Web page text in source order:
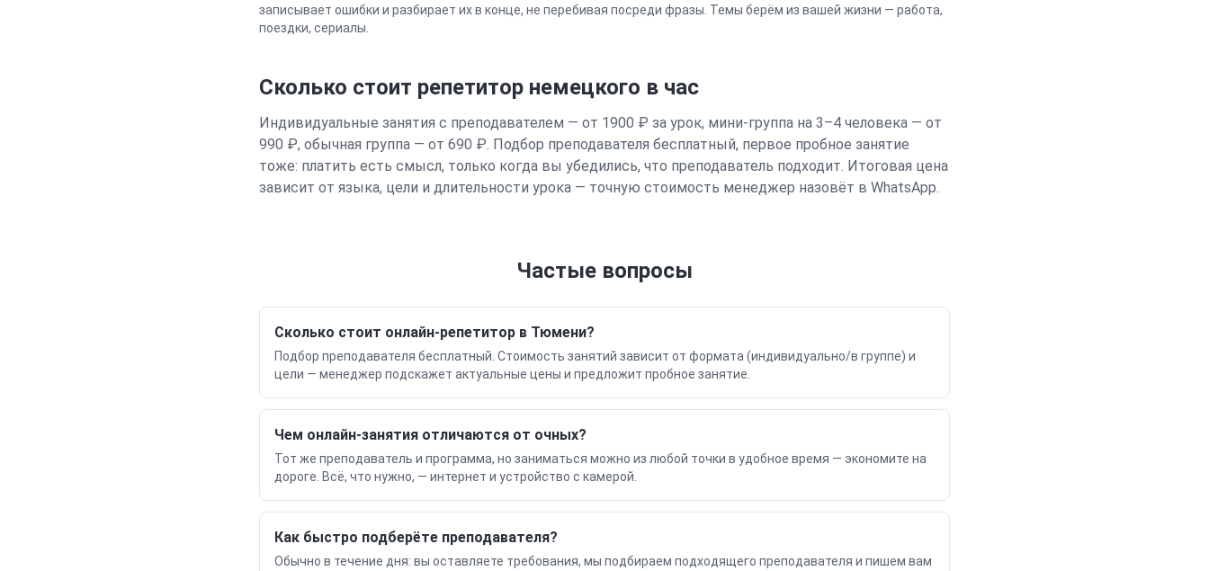
записывает ошибки и разбирает их в конце, не перебивая посреди фразы. Темы берём из вашей жизни — работа,
поездки, сериалы.
Сколько стоит репетитор немецкого в час
Индивидуальные занятия с преподавателем — от 1900 ₽ за урок, мини-группа на 3–4 человека — от
990 ₽, обычная группа — от 690 ₽. Подбор преподавателя бесплатный, первое пробное занятие
тоже: платить есть смысл, только когда вы убедились, что преподаватель подходит. Итоговая цена
зависит от языка, цели и длительности урока — точную стоимость менеджер назовёт в WhatsApp.
Частые вопросы
Сколько стоит онлайн-репетитор в Тюмени?
Подбор преподавателя бесплатный. Стоимость занятий зависит от формата (индивидуально/в группе) и
цели — менеджер подскажет актуальные цены и предложит пробное занятие.
Чем онлайн-занятия отличаются от очных?
Тот же преподаватель и программа, но заниматься можно из любой точки в удобное время — экономите на
дороге. Всё, что нужно, — интернет и устройство с камерой.
Как быстро подберёте преподавателя?
Обычно в течение дня: вы оставляете требования, мы подбираем подходящего преподавателя и пишем вам